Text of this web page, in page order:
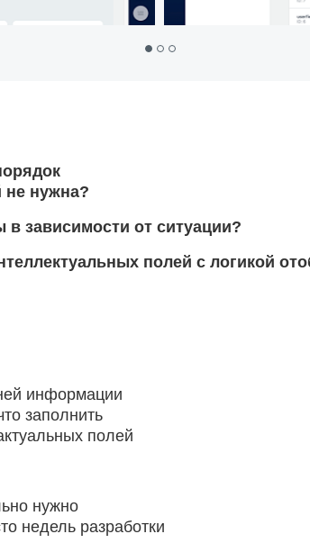
не нужна?
зависимости от ситуации?
полей с логикой
информации
заполнить
полей
нужно
недель разработки